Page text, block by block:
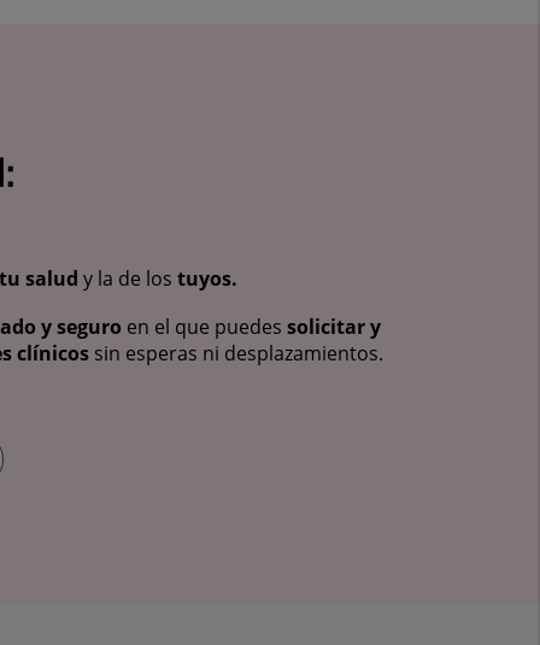
tu salud y la de los tuyos.
y seguro en el que puedes solicitar y
clínicos sin esperas ni desplazamientos.